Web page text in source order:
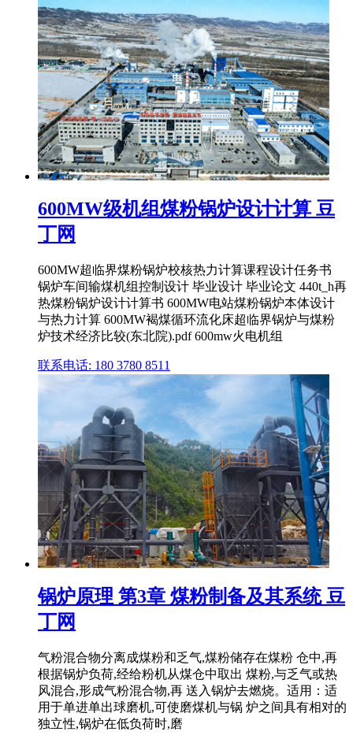
600MW级机组煤粉锅炉设计计算 豆
丁网
600MW超临界煤粉锅炉校核热力计算课程设计任务书
锅炉车间输煤机组控制设计 毕业设计 毕业论文 440t_h再
热煤粉锅炉设计计算书 600MW电站煤粉锅炉本体设计
与热力计算 600MW褐煤循环流化床超临界锅炉与煤粉
炉技术经济比较(东北院).pdf 600mw火电机组
联系电话: 180 3780 8511
锅炉原理 第3章 煤粉制备及其系统 豆
丁网
气粉混合物分离成煤粉和乏气,煤粉储存在煤粉 仓中,再
根据锅炉负荷,经给粉机从煤仓中取出 煤粉,与乏气或热
风混合,形成气粉混合物,再 送入锅炉去燃烧。适用：适
用于单进单出球磨机,可使磨煤机与锅 炉之间具有相对的
独立性,锅炉在低负荷时,磨